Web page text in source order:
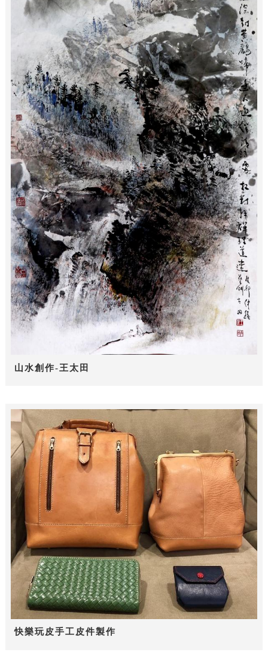
山水創作-王太田
快樂玩皮手工皮件製作